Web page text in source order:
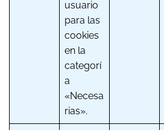
usuario
para las
cookies
en la
categorí
a
«Necesa
rias».